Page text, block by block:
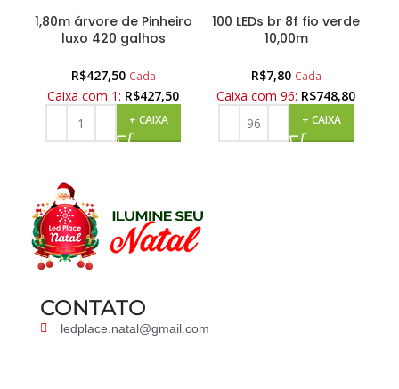
1,80m árvore de Pinheiro
luxo 420 galhos
R$427,50 Cada
Caixa com 1: R$427,50
+ CAIXA
100 LEDs br 8f fio verde
10,00m
R$7,80 Cada
Caixa com 96: R$748,80
+ CAIXA
CONTATO
ledplace.natal@gmail.com